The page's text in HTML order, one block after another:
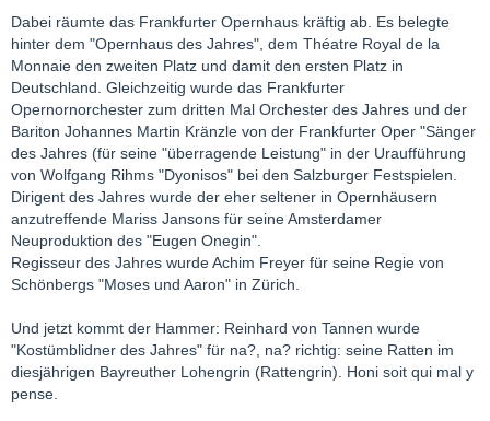
Dabei räumte das Frankfurter Opernhaus kräftig ab. Es belegte
hinter dem "Opernhaus des Jahres", dem Théatre Royal de la
Monnaie den zweiten Platz und damit den ersten Platz in
Deutschland. Gleichzeitig wurde das Frankfurter
Opernornorchester zum dritten Mal Orchester des Jahres und der
Bariton Johannes Martin Kränzle von der Frankfurter Oper "Sänger
des Jahres (für seine "überragende Leistung" in der Uraufführung
von Wolfgang Rihms "Dyonisos" bei den Salzburger Festspielen.
Dirigent des Jahres wurde der eher seltener in Opernhäusern
anzutreffende Mariss Jansons für seine Amsterdamer
Neuproduktion des "Eugen Onegin".
Regisseur des Jahres wurde Achim Freyer für seine Regie von
Schönbergs "Moses und Aaron" in Zürich.
Und jetzt kommt der Hammer: Reinhard von Tannen wurde
"Kostümblidner des Jahres" für na?, na? richtig: seine Ratten im
diesjährigen Bayreuther Lohengrin (Rattengrin). Honi soit qui mal y
pense.